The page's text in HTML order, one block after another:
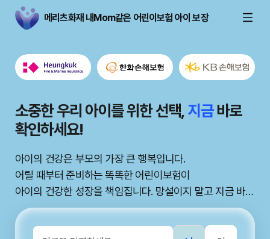
메리츠화재 내Mom같은 어린이보험 아이 보장
성장 단계별 맞춤 설계, 빈틈없는 보장
월 보험료 부담은 줄이고 꼭 필요한 핵심 보장만 담아
우리 아이에게 최적화된 설계를 제안합니다.
꼼꼼하게 비교하고 현명한 선택을 통해 안심하세요.
메리츠화재 내Mom같은 어린이보험, 우
리 아이의 든든한
예측 불가능한 아이의 성장 과정에서
메리츠화재 내Mom같은 어린이보험이 든든한 울타리가 되
어드립니다.
다양한 위험으로부터 우리 아이를 지켜주세요.
소중한 우리 아이를 위한 선택,지금바로
확인하세요!
아이의 건강은 부모의 가장 큰 행복입니다.
어릴 때부터 준비하는 똑똑한 어린이보험이
아이의 건강한 성장을 책임집니다. 망설이지 말고 지금 바로
알아보세요.
메리츠화재 내Mom같은 어린이보험, 우
리 아이의 든든한
예측 불가능한 아이의 성장 과정에서
메리츠화재 내Mom같은 어린이보험이 든든한 울타리가 되
어드립니다.
다양한 위험으로부터 우리 아이를 지켜주세요.